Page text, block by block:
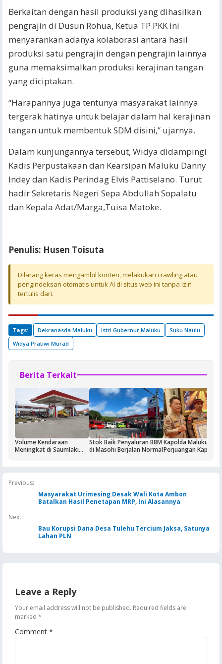
Berkaitan dengan hasil produksi yang dihasilkan
pengrajin di Dusun Rohua, Ketua TP PKK ini
menyarankan adanya kolaborasi antara hasil
produksi satu pengrajin dengan pengrajin lainnya
guna memaksimalkan produksi kerajinan tangan
yang diciptakan.
“Harapannya juga tentunya masyarakat lainnya
tergerak hatinya untuk belajar dalam hal kerajinan
tangan untuk membentuk SDM disini,” ujarnya.
Dalam kunjungannya tersebut, Widya didampingi
Kadis Perpustakaan dan Kearsipan Maluku Danny
Indey dan Kadis Perindag Elvis Pattiselano. Turut
hadir Sekretaris Negeri Sepa Abdullah Sopalatu
dan Kepala Adat/Marga,Tuisa Matoke.
Penulis: Husen Toisuta
Dilarang keras mengambil konten, melakukan crawling atau
pengindeksan otomatis untuk AI di situs web ini tanpa izin
tertulis dari.
Tags: Dekranasda Maluku Istri Gubernur Maluku
Suku Naulu
Widya Pratiwi Murad
Berita Terkait
Volume Kendaraan
Meningkat di Saumlaki
Jaga Keandalan Suplai
BBM
Stok Baik Penyaluran BBM
di Masohi Berjalan Normal
Kapolda Maluku
Perjuangan
Previous:
Masyarakat Urimesing Desak Wali Kota Ambon
Batalkan Hasil Penetapan MRP, Ini Alasannya
Next:
Bau Korupsi Dana Desa Tulehu Tercium Jaksa, Satunya
Lahan PLN
Leave a Reply
Your email address will not be published. Required fields are
marked *
Comment *